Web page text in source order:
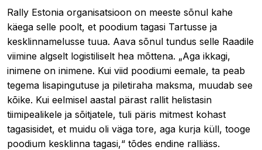
Rally Estonia organisatsioon on meeste sõnul kahe
käega selle poolt, et poodium tagasi Tartusse ja
kesklinnamelusse tuua. Aava sõnul tundus selle Raadile
viimine algselt logistiliselt hea mõttena. „Aga ikkagi,
inimene on inimene. Kui viid poodiumi eemale, ta peab
tegema lisapingutuse ja piletiraha maksma, muudab see
kõike. Kui eelmisel aastal pärast rallit helistasin
tiimipealikele ja sõitjatele, tuli päris mitmest kohast
tagasisidet, et muidu oli väga tore, aga kurja küll, tooge
poodium kesklinna tagasi,“ tõdes endine ralliäss.